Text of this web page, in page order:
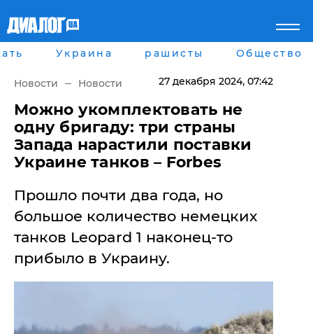
Главная
рассея
Мир
Беларусь
Военное обозрение
Наука и Техника
Экономика
Блоги
Пресса
Шоу-биз
Здоровье
Украина
Спорт
Культура
Города
Луганск
Харьков
Днепр
Львов
Одесса
"ДНР"
Помощь проекту
Украина рашисты Общество
Новости Новости 27 декабря 2024, 07:42
​Можно укомплектовать не
одну бригаду: три страны
Запада нарастили поставки
Украине танков – Forbes
Прошло почти два года, но
большое количество немецких
танков Leopard 1 наконец-то
прибыло в Украину.